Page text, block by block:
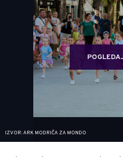
IZVOR: ARK MODRIČA ZA MONDO